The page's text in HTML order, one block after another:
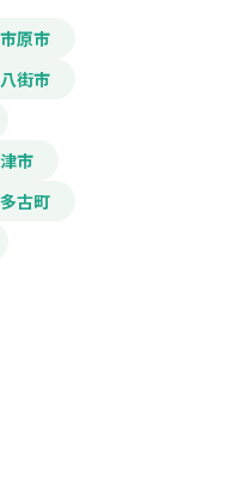
市原市
八街市
市
多古町